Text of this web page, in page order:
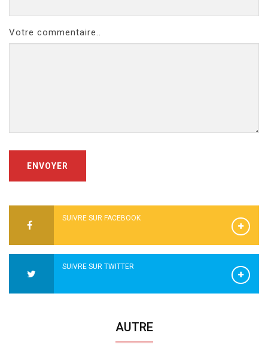
Votre commentaire..
ENVOYER
SUIVRE SUR FACEBOOK
SUIVRE SUR TWITTER
AUTRE